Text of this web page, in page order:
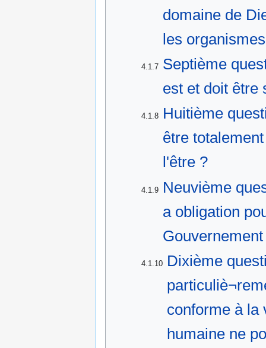
domaine de
les
4.1.7 Septième
est et doit être
4.1.8 Huitième
être
l'être ?
4.1.9 Neuvième
a obligation
4.1.10 Dixième
conforme à la
humaine ne